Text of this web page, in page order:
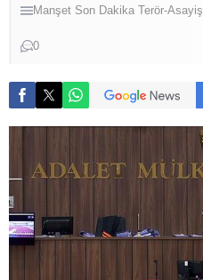
Manşet Son Dakika Terör-Asayiş
0